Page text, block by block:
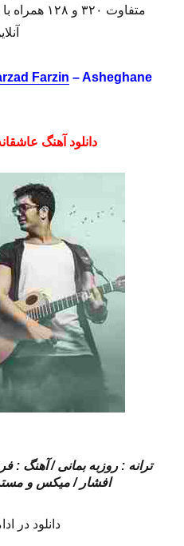
متفاوت ۳۲۰ و ۱۲۸ همراه با متن آهنگ
Farzin – Asheghane
دانلود آهنگ
ترانه : روزبه بمانی / آهنگ :
افشار / میکس و
دانلود در